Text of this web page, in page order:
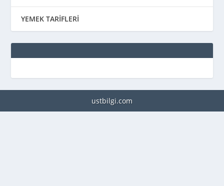
YEMEK TARİFLERİ
ustbilgi.com